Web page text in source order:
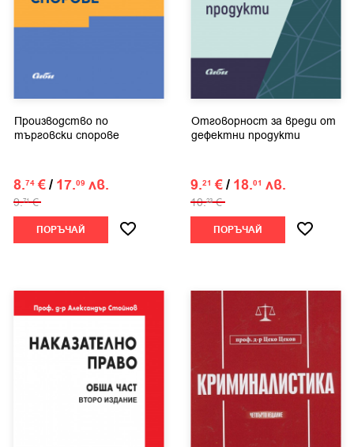
Производство по
търговски спорове
8.74 €/ 17.09 лв.
9.71 €
ПОРЪЧАЙ
Отговорност за вреди от
дефектни продукти
9.21 €/ 18.01 лв.
10.23 €
ПОРЪЧАЙ